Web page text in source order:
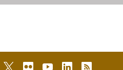
twitterflickr youtubelinkedinrss